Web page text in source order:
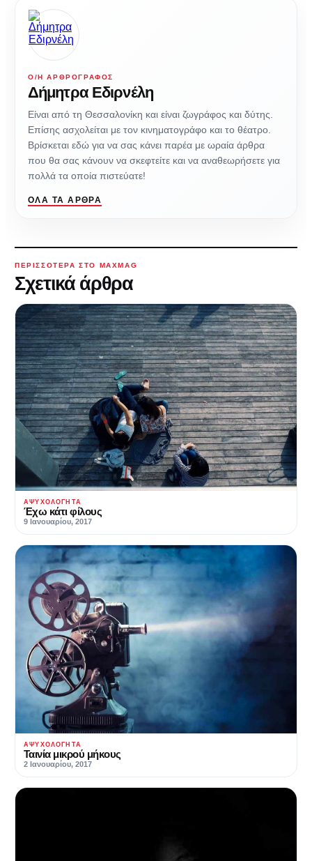
Ο/Η ΑΡΘΡΟΓΡΆΦΟΣ
Δήμητρα Εδιρνέλη
Είναι από τη Θεσσαλονίκη και είναι ζωγράφος και δύτης.
Επίσης ασχολείται με τον κινηματογράφο και το θέατρο.
Βρίσκεται εδώ για να σας κάνει παρέα με ωραία άρθρα
που θα σας κάνουν να σκεφτείτε και να αναθεωρήσετε για
πολλά τα οποία πιστεύατε!
ΌΛΑ ΤΑ ΆΡΘΡΑ
ΠΕΡΙΣΣΌΤΕΡΑ ΣΤΟ MAXMAG
Σχετικά άρθρα
ΑΨΥΧΟΛΌΓΗΤΑ
Έχω κάτι φίλους
9 Ιανουαρίου, 2017
ΑΨΥΧΟΛΌΓΗΤΑ
Ταινία μικρού μήκους
2 Ιανουαρίου, 2017